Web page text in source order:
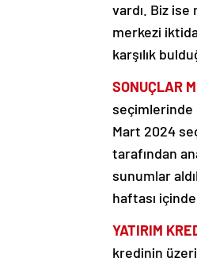
vardı. Biz
merkezi
karşılık
SONUÇLAR
seçimlerinde
Mart 2024
tarafından
sunumlar
haftası
YATIRIM
kredinin